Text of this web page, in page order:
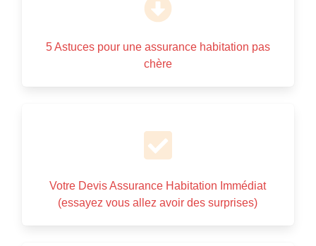
5 Astuces pour une assurance habitation pas
chère
Votre Devis Assurance Habitation Immédiat
(essayez vous allez avoir des surprises)